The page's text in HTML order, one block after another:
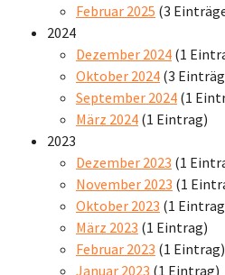
Februar 2025 (3
2024
Dezember 2024 (1
Oktober 2024 (3
September 2024 (1
März 2024 (1 Eintrag)
2023
Dezember 2023 (1
November 2023 (1
Oktober 2023 (1
März 2023 (1 Eintrag)
Februar 2023 (1 Eintrag)
Januar 2023 (1 Eintrag)